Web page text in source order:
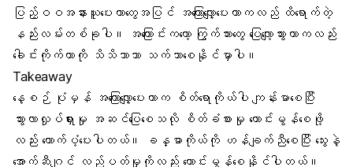
ပြည့်ဝဝအနားယူပေးတာတွေအပြင် အကြောလျှော့ပေးတာကလည် ထိရောက်တဲ့
နည်းလမ်းတစ်ခုပါ။ အကြောင်းကတော့ ကြွက်သားတွေ ပြေလျော့သွားတာကလည်း
ခေါင်းကိုက်တာ ကို သိသိသာသာ သက်သာစေနိုင်မှာပါ။
Takeaway
နေ့စဉ် ပုံမှန် အကြောလျှော့ပေးတာက စိတ်ရောကိုယ်ပါ ကျန်းမာစေပြီး
သွားလာလှုပ်ရှားမှု အဆင်ပြေစေသလို စိတ်ခံစားမှု ကောင်းမွန်စေဖို့
လည်း ထောက်ပံ့ပေးပါတယ်။ ခန္ဓာကိုယ်ကို ဟန်ချက်ညီစေပြီး သွေးနဲ့
အောက်ဆီဂျင် လည်ပတ်မှုကိုလည်း ကောင်းမွန်စေနိုင်ပါတယ်။